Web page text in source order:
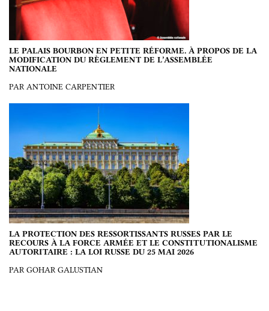
LE PALAIS BOURBON EN PETITE RÉFORME. À PROPOS DE LA
MODIFICATION DU RÈGLEMENT DE L’ASSEMBLÉE
NATIONALE
PAR ANTOINE CARPENTIER
LA PROTECTION DES RESSORTISSANTS RUSSES PAR LE
RECOURS À LA FORCE ARMÉE ET LE CONSTITUTIONALISME
AUTORITAIRE : LA LOI RUSSE DU 25 MAI 2026
PAR GOHAR GALUSTIAN